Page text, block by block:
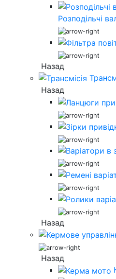
Розподільчі
Назад
Назад
Назад
Назад